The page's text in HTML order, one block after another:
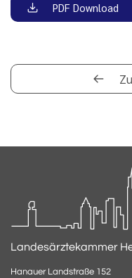
PDF Download
Landesärztekammer
Hanauer Landstraße 152